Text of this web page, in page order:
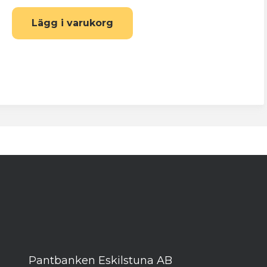
och minst en
av
Lägg i varukorg
Pantbanken Eskilstuna AB